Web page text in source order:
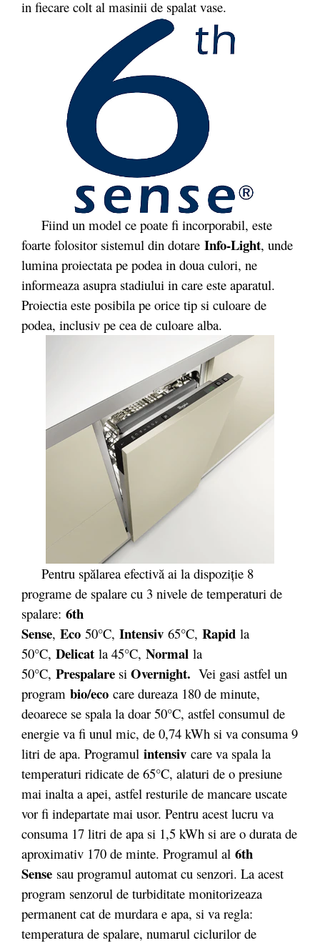
in fiecare colt al masinii de spalat vase.
Fiind un model ce poate fi incorporabil, este
foarte folositor sistemul din dotare Info-Light, unde
lumina proiectata pe podea in doua culori, ne
informeaza asupra stadiului in care este aparatul.
Proiectia este posibila pe orice tip si culoare de
podea, inclusiv pe cea de culoare alba.
Pentru spălarea efectivă ai la dispoziție 8
programe de spalare cu 3 nivele de temperaturi de
spalare: 6th
Sense, Eco 50°C, Intensiv 65°C, Rapid la
50°C, Delicat la 45°C, Normal la
50°C, Prespalare si Overnight. Vei gasi astfel un
program bio/eco care dureaza 180 de minute,
deoarece se spala la doar 50°C, astfel consumul de
energie va fi unul mic, de 0,74 kWh si va consuma 9
litri de apa. Programul intensiv care va spala la
temperaturi ridicate de 65°C, alaturi de o presiune
mai inalta a apei, astfel resturile de mancare uscate
vor fi indepartate mai usor. Pentru acest lucru va
consuma 17 litri de apa si 1,5 kWh si are o durata de
aproximativ 170 de minte. Programul al 6th
Sense sau programul automat cu senzori. La acest
program senzorul de turbiditate monitorizeaza
permanent cat de murdara e apa, si va regla:
temperatura de spalare, numarul ciclurilor de